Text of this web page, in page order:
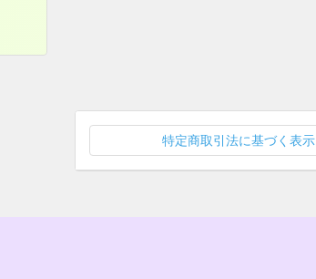
特定商取引法に基づく表示